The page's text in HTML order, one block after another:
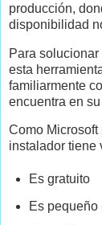
producción,
disponibilidad
Para
esta
familiarmente
encuentra en
Como
instalador tiene
Es gratuito
Es pequeño